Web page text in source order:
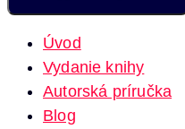
Úvod
Vydanie knihy
Autorská príručka
Blog